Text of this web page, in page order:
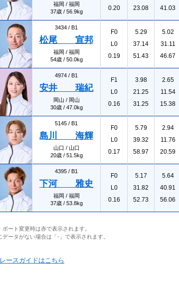
福岡 / 福岡
37歳 / 56.9kg
0.20
23.08
41.03
3434 / B1
松尾 宣邦
福岡 / 福岡
54歳 / 50.0kg
F0
L0
0.19
5.29
37.14
51.43
5.02
31.11
46.67
4974 / B1
安井 瑞紀
岡山 / 岡山
30歳 / 47.0kg
F1
L0
0.16
3.98
21.25
31.25
2.65
11.54
15.38
5145 / B1
島川 海輝
山口 / 山口
20歳 / 51.5kg
F0
L0
0.17
5.79
39.32
58.97
2.94
11.76
20.59
4395 / B1
下河 雅史
福岡 / 福岡
37歳 / 53.8kg
F0
L0
0.16
5.17
31.82
52.73
5.64
40.91
56.06
ボート変更時は赤で表示されます。
データがない場合は「-」で表示されます。
ースガイドはこちら